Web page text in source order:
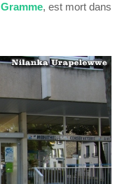
Gramme, est mort dans